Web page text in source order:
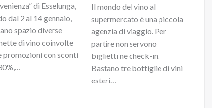
di Esselunga,
dal 2 al 14 gennaio,
spazio diverse
di vino coinvolte
promozioni con sconti
Il mondo del vino al
supermercato è una piccola
agenzia di viaggio. Per
partire non servono
biglietti né check-in.
Bastano tre bottiglie di vini
esteri…